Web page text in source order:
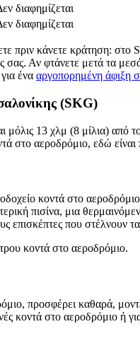
διαφημίζεται
διαφημίζεται
πριν κάνετε κράτηση:
σας. Αν φτάνετε μετά τα
ένα αργοπορημένη άφιξη
(SKG)
13 χλμ (8 μίλια) από
στο αεροδρόμιο, εδώ είναι
κοντά στο
πισίνα, μια
που στέλνουν
κοντά στο αεροδρόμιο.
προσφέρει καθαρά,
κοντά στο αεροδρόμιο ή